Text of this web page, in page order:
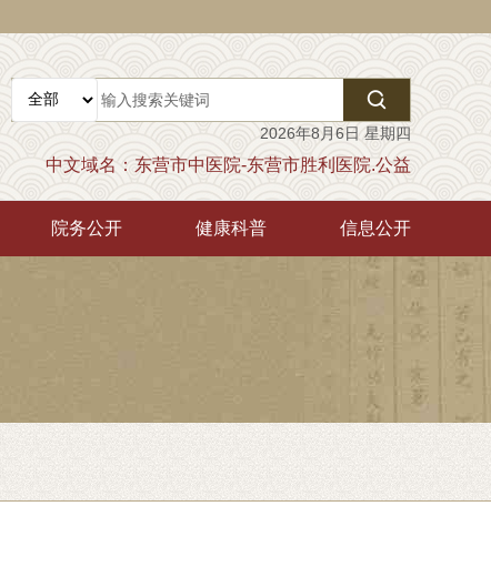
2026年8月6日 星期四

中文域名：东营市中医院-东营市胜利医院.公益
院务公开 健康科普 信息公开